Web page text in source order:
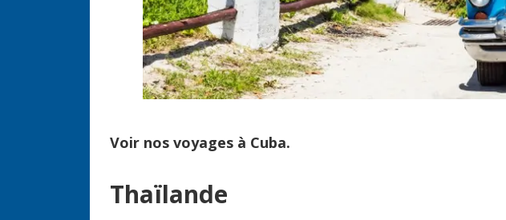
Voir nos voyages à Cuba.
Thaïlande